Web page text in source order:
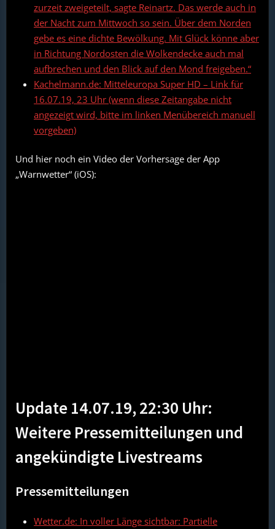
zurzeit zweigeteilt, sagte Reinartz. Das werde auch in
der Nacht zum Mittwoch so sein. Über dem Norden
gebe es eine dichte Bewölkung. Mit Glück könne aber
in Richtung Nordosten die Wolkendecke auch mal
aufbrechen und den Blick auf den Mond freigeben.“
Kachelmann.de: Mitteleuropa Super HD – Link für
16.07.19, 23 Uhr (wenn diese Zeitangabe nicht
angezeigt wird, bitte im linken Menübereich manuell
vorgeben)
Und hier noch ein Video der Vorhersage der App
„Warnwetter“ (iOS):
Update 14.07.19, 22:30 Uhr:
Weitere Pressemitteilungen und
angekündigte Livestreams
Pressemitteilungen
Wetter.de: In voller Länge sichtbar: Partielle